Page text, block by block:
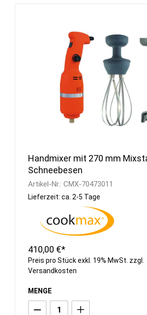
Handmixer mit 270 mm
Schneebesen
Artikel-Nr.: CMX-70473011
Lieferzeit: ca. 2-5 Tage
410,00 €*
Preis pro Stück exkl. 19% MwSt. zzgl.
Versandkosten
MENGE